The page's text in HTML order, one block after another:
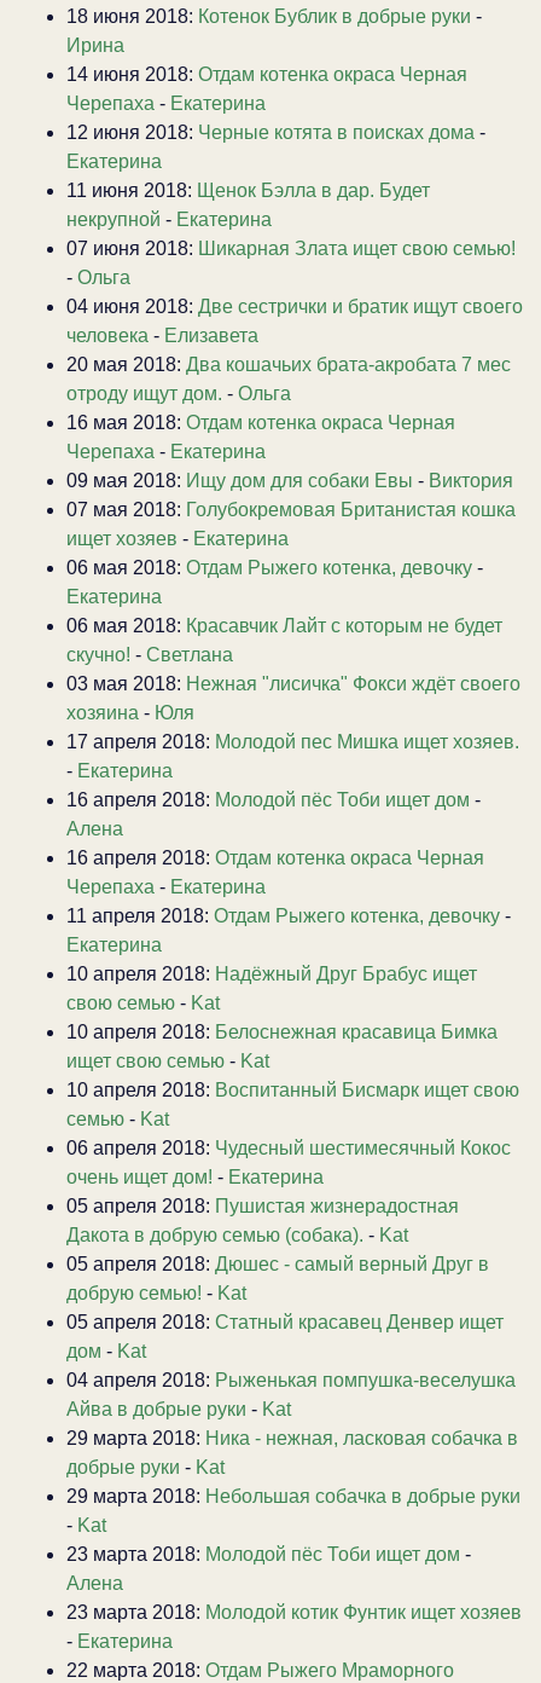
18 июня 2018: Котенок Бублик в добрые руки -
Ирина
14 июня 2018: Отдам котенка окраса Черная
Черепаха - Екатерина
12 июня 2018: Черные котята в поисках дома -
Екатерина
11 июня 2018: Щенок Бэлла в дар. Будет
некрупной - Екатерина
07 июня 2018: Шикарная Злата ищет свою семью!
- Ольга
04 июня 2018: Две сестрички и братик ищут своего
человека - Елизавета
20 мая 2018: Два кошачьих брата-акробата 7 мес
отроду ищут дом. - Ольга
16 мая 2018: Отдам котенка окраса Черная
Черепаха - Екатерина
09 мая 2018: Ищу дом для собаки Евы - Виктория
07 мая 2018: Голубокремовая Британистая кошка
ищет хозяев - Екатерина
06 мая 2018: Отдам Рыжего котенка, девочку -
Екатерина
06 мая 2018: Красавчик Лайт с которым не будет
скучно! - Светлана
03 мая 2018: Нежная "лисичка" Фокси ждёт своего
хозяина - Юля
17 апреля 2018: Молодой пес Мишка ищет хозяев.
- Екатерина
16 апреля 2018: Молодой пёс Тоби ищет дом -
Алена
16 апреля 2018: Отдам котенка окраса Черная
Черепаха - Екатерина
11 апреля 2018: Отдам Рыжего котенка, девочку -
Екатерина
10 апреля 2018: Надёжный Друг Брабус ищет
свою семью - Kat
10 апреля 2018: Белоснежная красавица Бимка
ищет свою семью - Kat
10 апреля 2018: Воспитанный Бисмарк ищет свою
семью - Kat
06 апреля 2018: Чудесный шестимесячный Кокос
очень ищет дом! - Екатерина
05 апреля 2018: Пушистая жизнерадостная
Дакота в добрую семью (собака). - Kat
05 апреля 2018: Дюшес - самый верный Друг в
добрую семью! - Kat
05 апреля 2018: Статный красавец Денвер ищет
дом - Kat
04 апреля 2018: Рыженькая помпушка-веселушка
Айва в добрые руки - Kat
29 марта 2018: Ника - нежная, ласковая собачка в
добрые руки - Kat
29 марта 2018: Небольшая собачка в добрые руки
- Kat
23 марта 2018: Молодой пёс Тоби ищет дом -
Алена
23 марта 2018: Молодой котик Фунтик ищет хозяев
- Екатерина
22 марта 2018: Отдам Рыжего Мраморного